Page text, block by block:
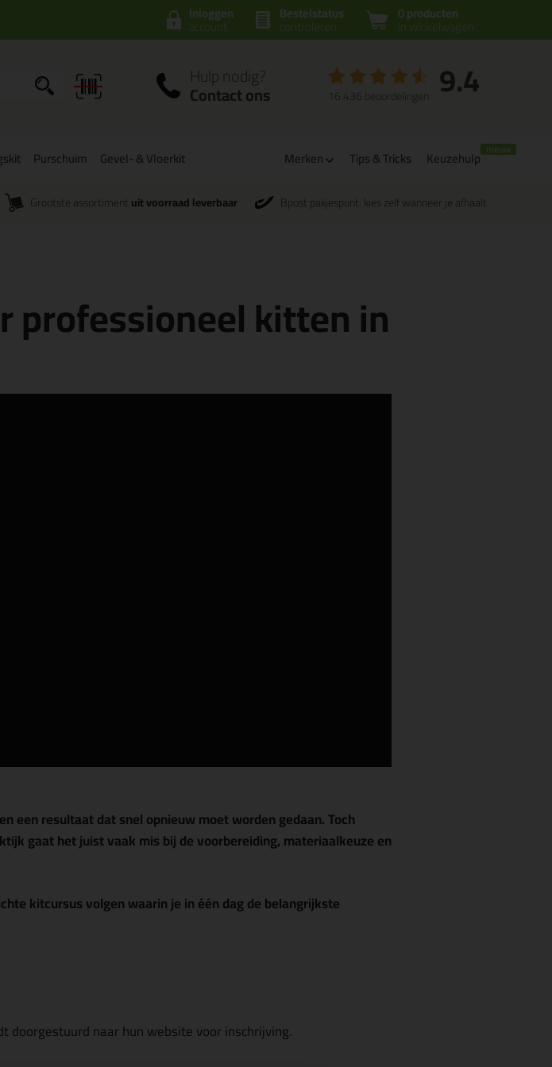
0 producten
in winkelwagen
Bestelstatus
controleren
Inloggen
account
Hulp nodig?
Contact ons 9.4
16.436 beoordelingen
Purschuim Gevel- & Vloerkit Merken Tips & Tricks Keuzehulp
Grootste assortiment uit voorraad leverbaar Bpost pakjespunt: kies zelf wanneer je afhaalt
professioneel kitten in
een resultaat dat snel opnieuw moet worden gedaan. Toch
gaat het juist vaak mis bij de voorbereiding, materiaalkeuze en
kitcursus volgen waarin je in één dag de belangrijkste
doorgestuurd naar hun website voor inschrijving.